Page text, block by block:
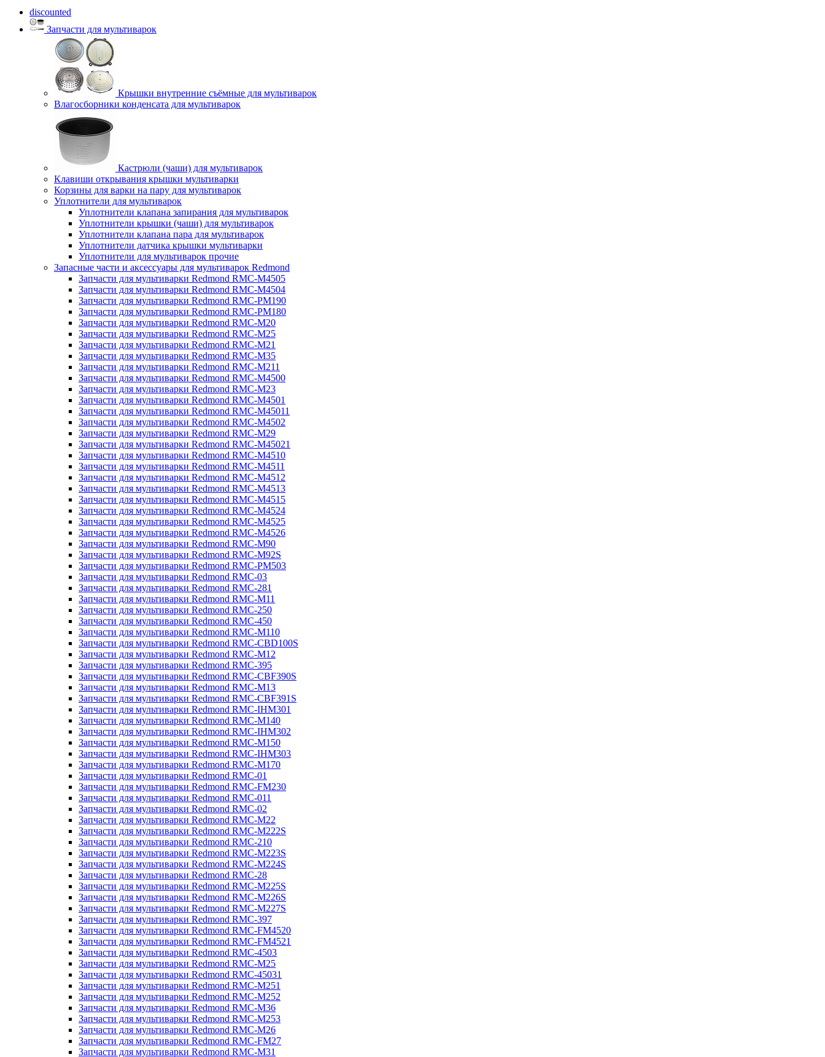
discounted
Запчасти для мультиварок
Крышки внутренние съёмные для мультиварок
Влагосборники конденсата для мультиварок
Кастрюли (чаши) для мультиварок
Клавиши открывания крышки мультиварки
Корзины для варки на пару для мультиварок
Уплотнители для мультиварок
Уплотнители клапана запирания для мультиварок
Уплотнители крышки (чаши) для мультиварок
Уплотнители клапана пара для мультиварок
Уплотнители датчика крышки мультиварки
Уплотнители для мультиварок прочие
Запасные части и аксессуары для мультиварок Redmond
Запчасти для мультиварки Redmond RMC-M4505
Запчасти для мультиварки Redmond RMC-M4504
Запчасти для мультиварки Redmond RMC-PM190
Запчасти для мультиварки Redmond RMC-PM180
Запчасти для мультиварки Redmond RMC-M20
Запчасти для мультиварки Redmond RMC-M25
Запчасти для мультиварки Redmond RMC-M21
Запчасти для мультиварки Redmond RMC-M35
Запчасти для мультиварки Redmond RMC-M211
Запчасти для мультиварки Redmond RMC-M4500
Запчасти для мультиварки Redmond RMC-M23
Запчасти для мультиварки Redmond RMC-M4501
Запчасти для мультиварки Redmond RMC-M45011
Запчасти для мультиварки Redmond RMC-M4502
Запчасти для мультиварки Redmond RMC-M29
Запчасти для мультиварки Redmond RMC-M45021
Запчасти для мультиварки Redmond RMC-M4510
Запчасти для мультиварки Redmond RMC-M4511
Запчасти для мультиварки Redmond RMC-M4512
Запчасти для мультиварки Redmond RMC-M4513
Запчасти для мультиварки Redmond RMC-M4515
Запчасти для мультиварки Redmond RMC-M4524
Запчасти для мультиварки Redmond RMC-M4525
Запчасти для мультиварки Redmond RMC-M4526
Запчасти для мультиварки Redmond RMC-M90
Запчасти для мультиварки Redmond RMC-M92S
Запчасти для мультиварки Redmond RMC-PM503
Запчасти для мультиварки Redmond RMC-03
Запчасти для мультиварки Redmond RMC-281
Запчасти для мультиварки Redmond RMC-M11
Запчасти для мультиварки Redmond RMC-250
Запчасти для мультиварки Redmond RMC-450
Запчасти для мультиварки Redmond RMC-M110
Запчасти для мультиварки Redmond RMC-CBD100S
Запчасти для мультиварки Redmond RMC-M12
Запчасти для мультиварки Redmond RMC-395
Запчасти для мультиварки Redmond RMC-CBF390S
Запчасти для мультиварки Redmond RMC-M13
Запчасти для мультиварки Redmond RMC-CBF391S
Запчасти для мультиварки Redmond RMC-IHM301
Запчасти для мультиварки Redmond RMC-M140
Запчасти для мультиварки Redmond RMC-IHM302
Запчасти для мультиварки Redmond RMC-M150
Запчасти для мультиварки Redmond RMC-IHM303
Запчасти для мультиварки Redmond RMC-M170
Запчасти для мультиварки Redmond RMC-01
Запчасти для мультиварки Redmond RMC-FM230
Запчасти для мультиварки Redmond RMC-011
Запчасти для мультиварки Redmond RMC-02
Запчасти для мультиварки Redmond RMC-M22
Запчасти для мультиварки Redmond RMC-M222S
Запчасти для мультиварки Redmond RMC-210
Запчасти для мультиварки Redmond RMC-M223S
Запчасти для мультиварки Redmond RMC-M224S
Запчасти для мультиварки Redmond RMC-28
Запчасти для мультиварки Redmond RMC-M225S
Запчасти для мультиварки Redmond RMC-M226S
Запчасти для мультиварки Redmond RMC-M227S
Запчасти для мультиварки Redmond RMC-397
Запчасти для мультиварки Redmond RMC-FM4520
Запчасти для мультиварки Redmond RMC-FM4521
Запчасти для мультиварки Redmond RMC-4503
Запчасти для мультиварки Redmond RMC-M25
Запчасти для мультиварки Redmond RMC-45031
Запчасти для мультиварки Redmond RMC-M251
Запчасти для мультиварки Redmond RMC-M252
Запчасти для мультиварки Redmond RMC-M36
Запчасти для мультиварки Redmond RMC-M253
Запчасти для мультиварки Redmond RMC-M26
Запчасти для мультиварки Redmond RMC-FM27
Запчасти для мультиварки Redmond RMC-M31